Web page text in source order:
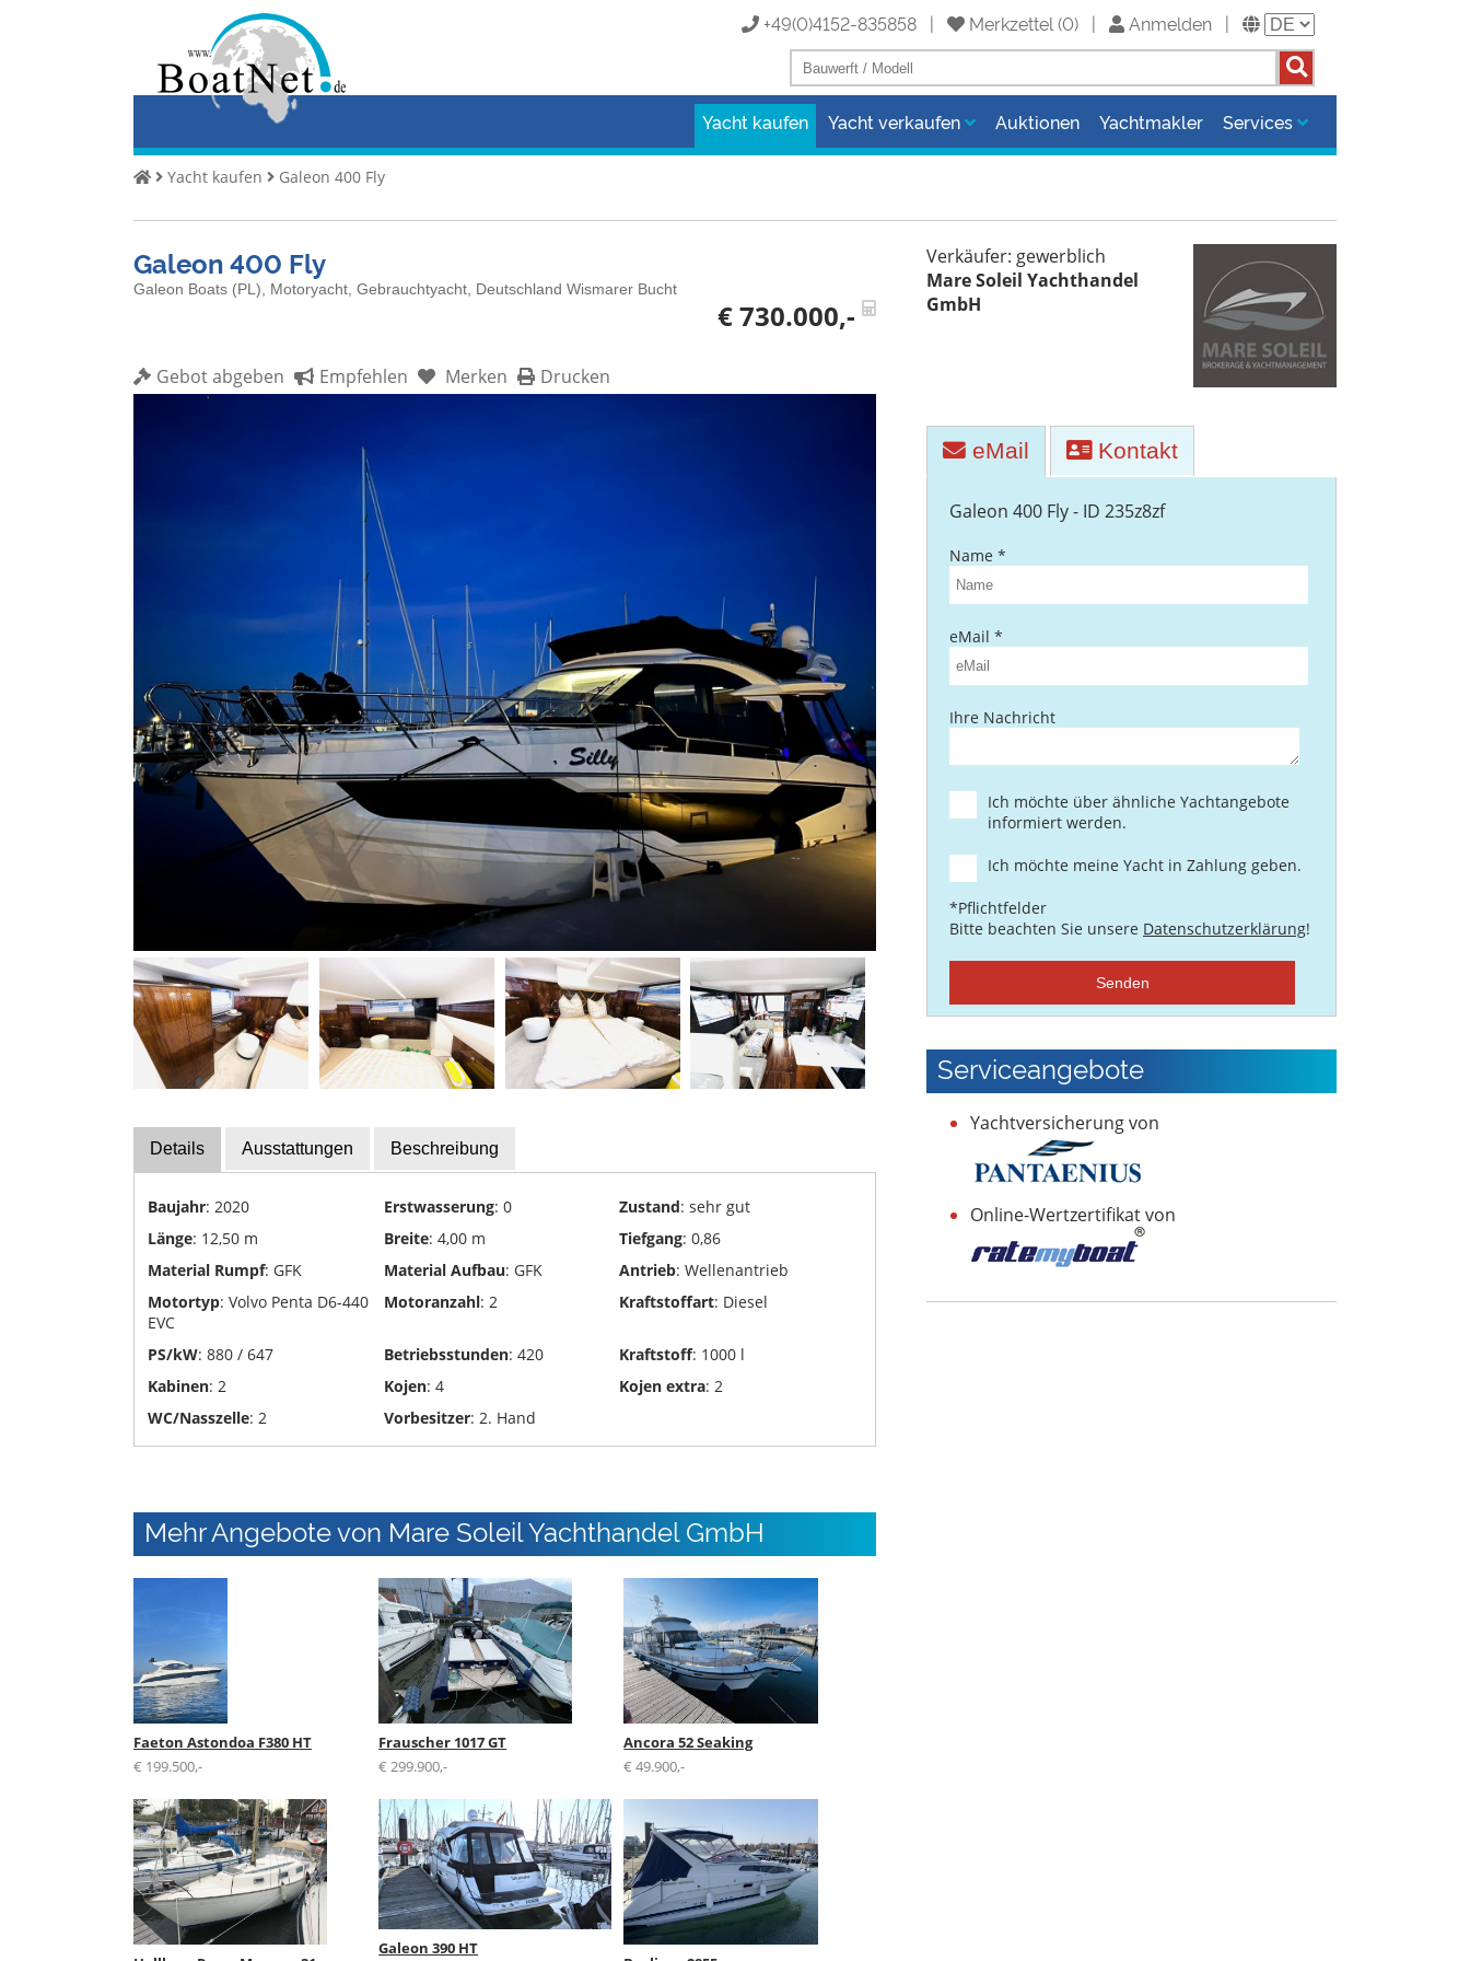
Verkäufer
Auktionen
Sachverständige
Segel-
Sportbootschulen
Versicherungen
Entsorgung
Yachttransporte
Yachtwerften
+49(0)4152-835858 | Merkzettel (0) | Anmelden |
Yacht kaufen Yacht verkaufen Auktionen Yachtmakler Services
Yacht kaufen Galeon 400 Fly
Galeon 400 Fly
Galeon Boats (PL), Motoryacht, Gebrauchtyacht, Deutschland Wismarer Bucht
€ 730.000,-
Gebot abgeben Empfehlen Merken Drucken
Details Ausstattungen Beschreibung
Baujahr: 2020 Erstwasserung: 0 Zustand: sehr gut
Länge: 12,50 m Breite: 4,00 m Tiefgang: 0,86
Material Rumpf: GFK Material Aufbau: GFK Antrieb: Wellenantrieb
Motortyp: Volvo Penta D6-440
EVC
Motoranzahl: 2 Kraftstoffart: Diesel
PS/kW: 880 / 647 Betriebsstunden: 420 Kraftstoff: 1000 l
Kabinen: 2 Kojen: 4 Kojen extra: 2
WC/Nasszelle: 2 Vorbesitzer: 2. Hand
Mehr Angebote von Mare Soleil Yachthandel GmbH
Faeton Astondoa F380 HT
€ 199.500,-
Frauscher 1017 GT
€ 299.900,-
Ancora 52 Seaking
€ 49.900,-
Galeon 390 HT
Verkäufer: gewerblich
Mare Soleil Yachthandel
GmbH
eMail Kontakt
Galeon 400 Fly - ID 235z8zf
Name *
eMail *
Ihre Nachricht
Ich möchte über ähnliche Yachtangebote
informiert werden.
Ich möchte meine Yacht in Zahlung geben.
*Pflichtfelder
Bitte beachten Sie unsere Datenschutzerklärung!
Senden
Serviceangebote
Yachtversicherung von
Online-Wertzertifikat von